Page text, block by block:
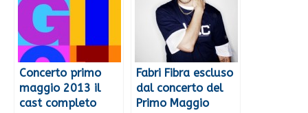
Concerto primo
maggio 2013 il
cast completo
Fabri Fibra escluso
dal concerto del
Primo Maggio